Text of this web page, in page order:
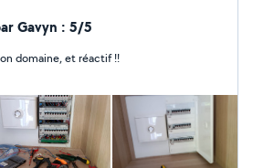
conforme aux normes et dans
Gavyn : 5/5
domaine, et réactif !!